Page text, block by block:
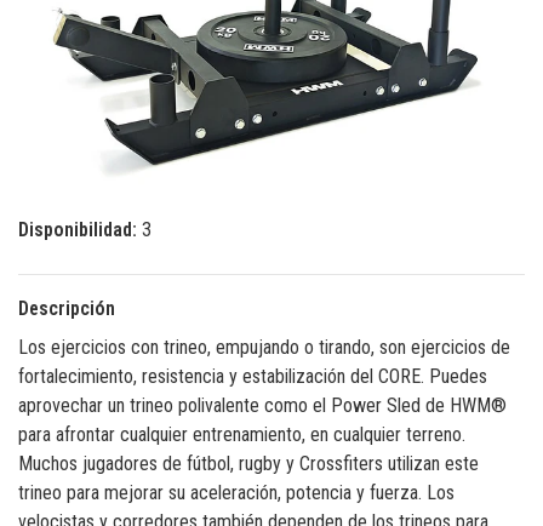
Disponibilidad: 3
Descripción
Los ejercicios con trineo, empujando o tirando, son ejercicios de
fortalecimiento, resistencia y estabilización del CORE. Puedes
aprovechar un trineo polivalente como el Power Sled de HWM®
para afrontar cualquier entrenamiento, en cualquier terreno.
Muchos jugadores de fútbol, rugby y Crossfiters utilizan este
trineo para mejorar su aceleración, potencia y fuerza. Los